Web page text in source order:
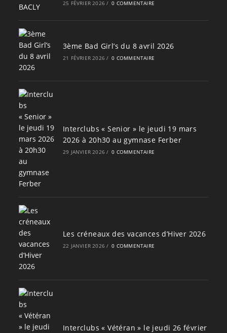
25 FÉVRIER 2026 / 0 COMMENTAIRE
3ème Bad Girl’s du 8 avril 2026
21 FÉVRIER 2026 / 0 COMMENTAIRE
Interclubs « Senior » le jeudi 19 mars
2026 à 20h30 au gymnase Ferber
29 JANVIER 2026 / 0 COMMENTAIRE
Les créneaux des vacances d’Hiver 2026
22 JANVIER 2026 / 0 COMMENTAIRE
Interclubs « Vétéran » le jeudi 26 février